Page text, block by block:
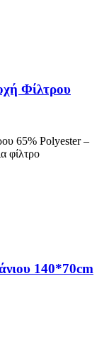
Φίλτρου
65% Polyester –
φίλτρο
140*70cm